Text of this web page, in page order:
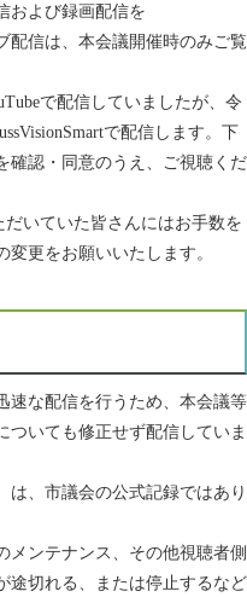
および録画配信を
配信は、本会議開催時のみご覧
で配信していましたが、令
で配信します。下
確認・同意のうえ、ご視聴くだ
いていた皆さんにはお手数を
更をお願いいたします。
速な配信を行うため、本会議等
ついても修正せず配信していま
は、市議会の公式記録ではあり
メンテナンス、その他視聴者側
途切れる、または停止するなど